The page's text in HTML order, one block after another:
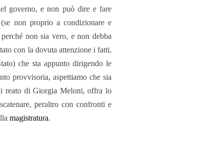
governo, e non può dire e fare
non proprio a condizionare e
non sia vero, e non debba
con la dovuta attenzione i fatti,
che sta appunto dirigendo le
provvisoria, aspettiamo che sia
reato di Giorgia Meloni, offra lo
peraltro con confronti e
magistratura.